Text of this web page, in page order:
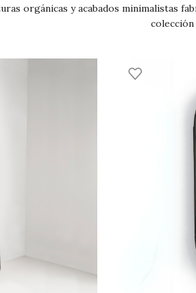
orgánicas y acabados minimalistas
colección